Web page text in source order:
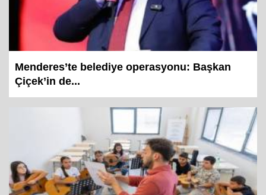
Menderes’te belediye operasyonu: Başkan
Çiçek’in de...